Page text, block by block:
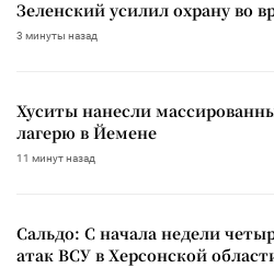
Зеленский усилил охрану во
3 минуты назад
Хуситы нанесли
лагерю в Йемене
11 минут назад
Сальдо: С начала недели
атак ВСУ в Херсонской